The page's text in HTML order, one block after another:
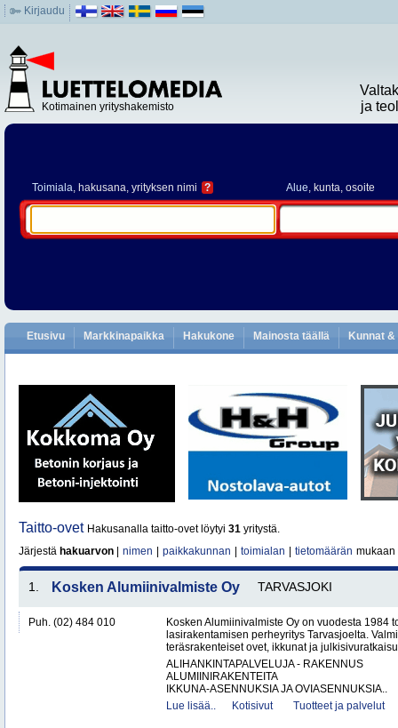
Kirjaudu
Kotimainen yrityshakemisto
ja
Toimiala, hakusana, yrityksen nimi ? Alue, kunta, osoite
Etusivu Markkinapaikka Hakukone Mainosta täällä Kunnat
Taitto-ovet Hakusanalla taitto-ovet löytyi 31 yritystä.
Järjestä hakuarvon nimen paikkakunnan toimialan tietomäärän mukaan
1. Kosken Alumiinivalmiste Oy TARVASJOKI
Puh. (02) 484 010
Kosken Alumiinivalmiste Oy on vuodesta 1984
lasirakentamisen perheyritys Tarvasjoelta.
teräsrakenteiset ovet, ikkunat ja
ALIHANKINTAPALVELUJA - RAKENNUS
ALUMIINIRAKENTEITA
IKKUNA-ASENNUKSIA JA OVIASENNUKSIA..
Lue lisää..
Kotisivut Tuotteet ja palvelut